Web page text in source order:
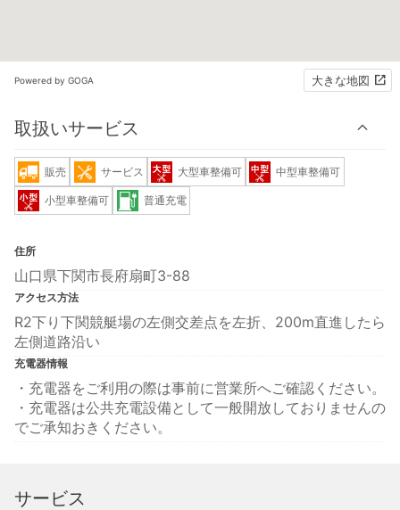
Powered by GOGA 大きな地図
取扱いサービス
販売 サービス 大型車整備可 中型車整備可
小型車整備可 普通充電
住所
山口県下関市長府扇町3-88
アクセス方法
R2下り下関競艇場の左側交差点を左折、200m直進したら
左側道路沿い
充電器情報
・充電器をご利用の際は事前に営業所へご確認ください。
・充電器は公共充電設備として一般開放しておりませんの
でご承知おきください。
サービス